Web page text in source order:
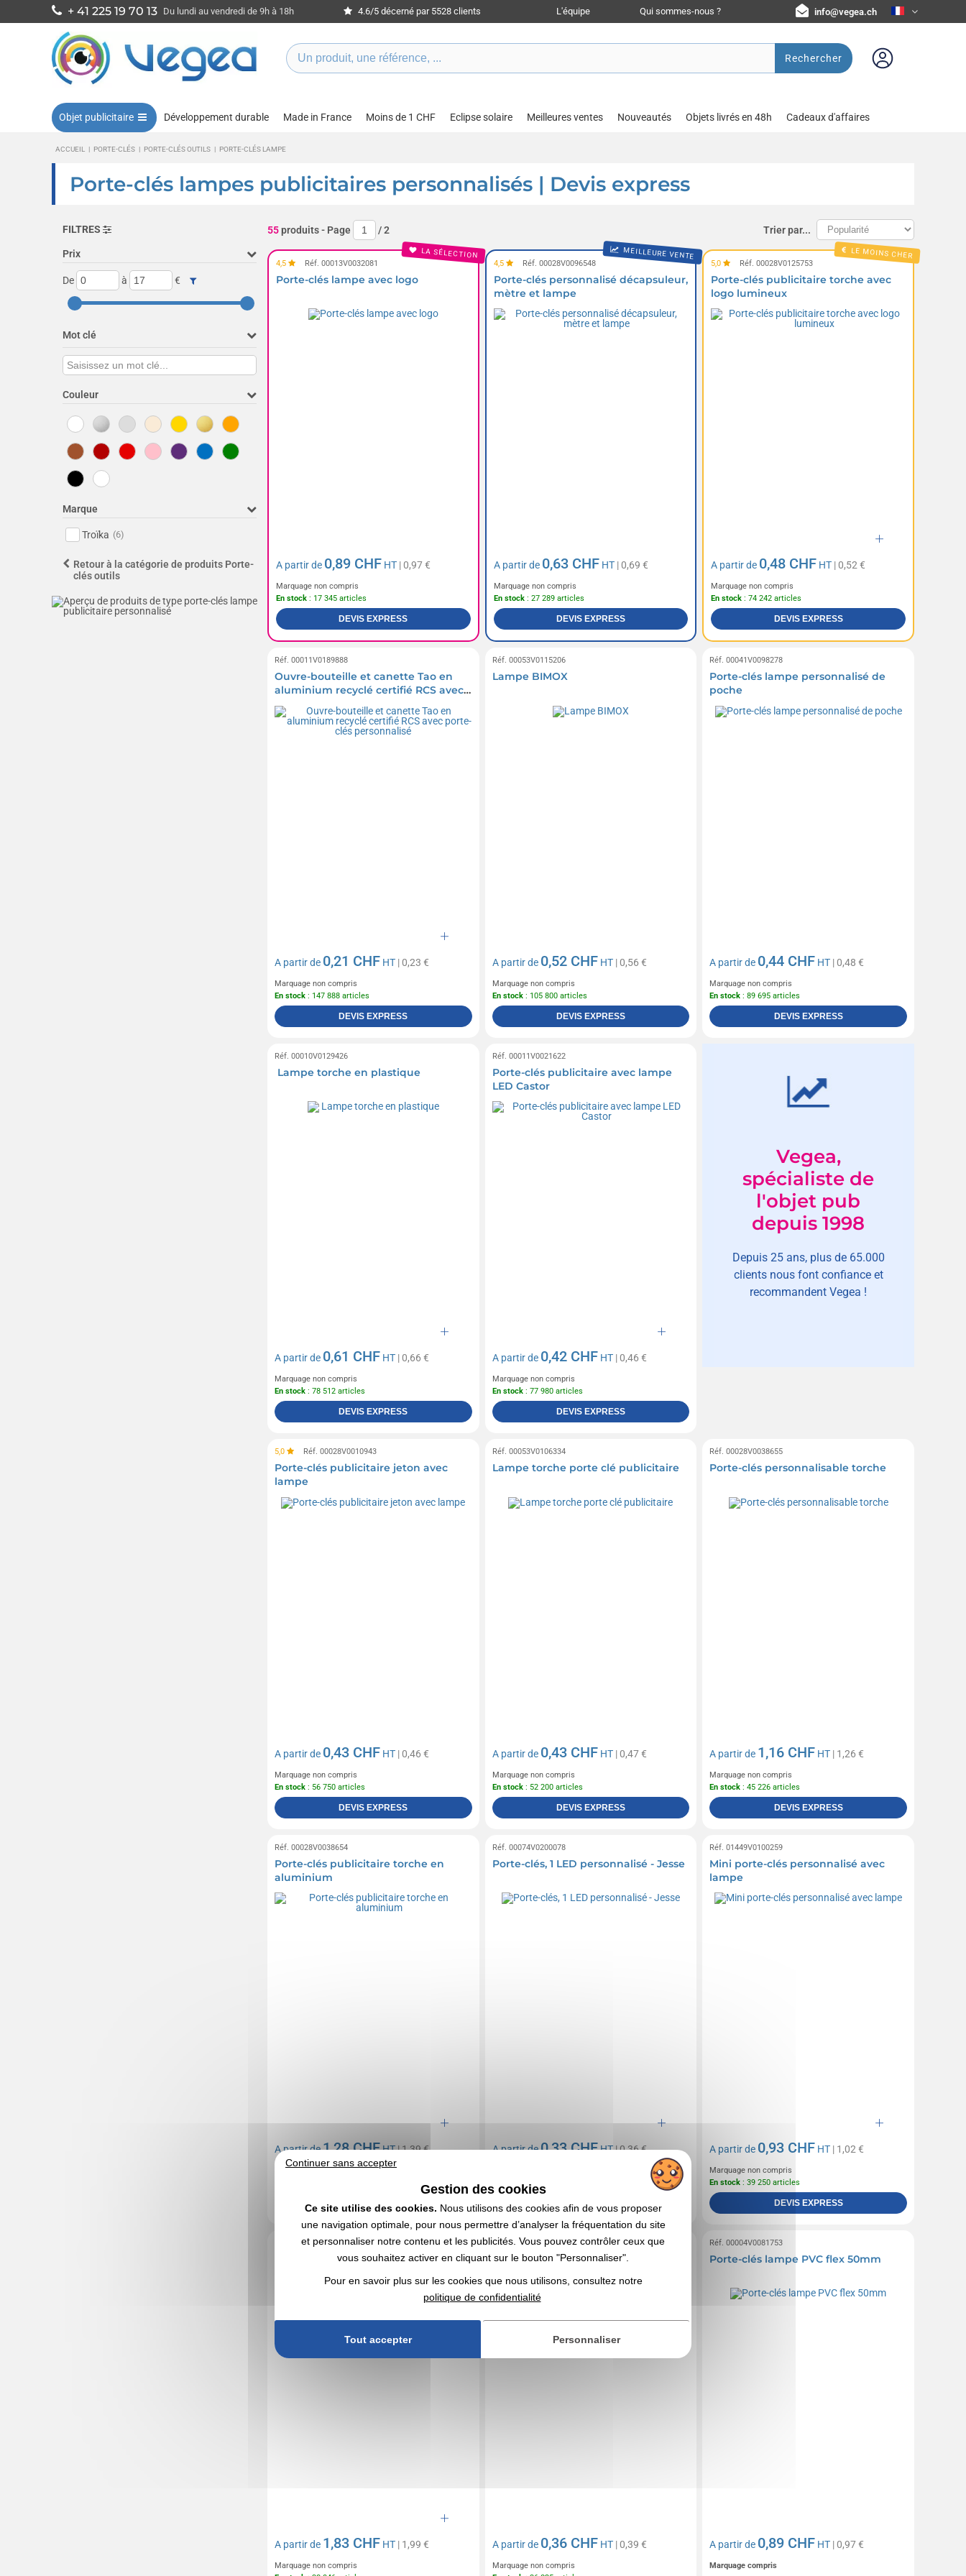
+ 41 225 19 70 13 Du lundi au vendredi de 9h à 18h 4.6/5 décerné par 5528 clients L'équipe Qui sommes-nous ? info@vegea.ch
Rechercher
Objet publicitaire Développement durable Made in France Moins de 1 CHF Eclipse solaire Meilleures ventes Nouveautés Objets livrés en 48h Cadeaux d'affaires
ACCUEIL | PORTE-CLÉS | PORTE-CLÉS OUTILS | PORTE-CLÉS LAMPE
Porte-clés lampes publicitaires personnalisés | Devis express
FILTRES
Prix
De à €
Mot clé
Couleur
Marque
Troïka (6)
Retour à la catégorie de produits Porte-
clés outils
55produits- Page /2 Trier par...
LA SÉLECTION
4,5 Réf. 00013V0032081
Porte-clés lampe avec logo
A partir de 0,89 CHF HT | 0,97 €
Marquage non compris
En stock : 17 345 articles
DEVIS EXPRESS
MEILLEURE VENTE
4,5 Réf. 00028V0096548
Porte-clés personnalisé décapsuleur,
mètre et lampe
A partir de 0,63 CHF HT| 0,69 €
Marquage non compris
En stock: 27 289 articles
DEVIS EXPRESS
LE MOINS CHER
5,0 Réf. 00028V0125753
Porte-clés publicitaire torche avec
logo lumineux
A partir de 0,48 CHF HT | 0,52 €
Marquage non compris
En stock : 74 242 articles
DEVIS EXPRESS
Réf. 00011V0189888
Ouvre-bouteille et canette Tao en
aluminium recyclé certifié RCS avec
porte-clés personnalisé
A partir de 0,21 CHF HT | 0,23 €
Marquage non compris
En stock : 147 888 articles
DEVIS EXPRESS
Réf. 00053V0115206
Lampe BIMOX
A partir de 0,52 CHF HT| 0,56 €
Marquage non compris
En stock: 105 800 articles
DEVIS EXPRESS
Réf. 00041V0098278
Porte-clés lampe personnalisé de
poche
A partir de 0,44 CHF HT | 0,48 €
Marquage non compris
En stock : 89 695 articles
DEVIS EXPRESS
Réf. 00010V0129426
Lampe torche en plastique
A partir de 0,61 CHF HT | 0,66 €
Marquage non compris
En stock : 78 512 articles
DEVIS EXPRESS
Réf. 00011V0021622
Porte-clés publicitaire avec lampe
LED Castor
A partir de 0,42 CHF HT| 0,46 €
Marquage non compris
En stock: 77 980 articles
DEVIS EXPRESS
Vegea,
spécialiste de
l'objet pub
depuis 1998
Depuis 25 ans, plus de 65.000
clients nous font confiance et
recommandent Vegea !
5,0 Réf. 00028V0010943
Porte-clés publicitaire jeton avec
lampe
A partir de 0,43 CHF HT | 0,46 €
Marquage non compris
En stock : 56 750 articles
DEVIS EXPRESS
Réf. 00053V0106334
Lampe torche porte clé publicitaire
A partir de 0,43 CHF HT| 0,47 €
Marquage non compris
En stock: 52 200 articles
DEVIS EXPRESS
Réf. 00028V0038655
Porte-clés personnalisable torche
A partir de 1,16 CHF HT | 1,26 €
Marquage non compris
En stock : 45 226 articles
DEVIS EXPRESS
Réf. 00028V0038654
Porte-clés publicitaire torche en
aluminium
A partir de1,28 CHFHT| 1,39 €
Marquage non compris
DEVIS EXPRESS
Réf. 00074V0200078
Porte-clés, 1 LED personnalisé - Jesse
A partir de0,33 CHFHT| 0,36 €
En stock: 44 884 articles
DEVIS EXPRESS
Réf. 01449V0100259
Mini porte-clés personnalisé avec
lampe
A partir de 0,93 CHF HT | 1,02 €
Marquage non compris
En stock : 39 250 articles
DEVIS EXPRESS
Réf. 00011V0189890
Lumière LED IPX Flare en aluminium
clés promotionnel
A partir de 1,83 CHF HT | 1,99 €
Marquage non compris
Réf. 01443V0189054
Lampe de poche / porte-clés
A partir de 0,36 CHF HT| 0,39 €
Marquage non compris
Réf. 00004V0081753
Porte-clés lampe PVC flex 50mm
A partir de 0,89 CHF HT | 0,97 €
Marquage compris
Continuer sans accepter
Gestion des cookies
Ce site utilise des cookies. Nous utilisons des cookies afin de vous proposer
une navigation optimale, pour nous permettre d’analyser la fréquentation du site
et personnaliser notre contenu et les publicités. Vous pouvez contrôler ceux que
vous souhaitez activer en cliquant sur le bouton "Personnaliser".
Pour en savoir plus sur les cookies que nous utilisons, consultez notre
politique de confidentialité
Tout accepter Personnaliser